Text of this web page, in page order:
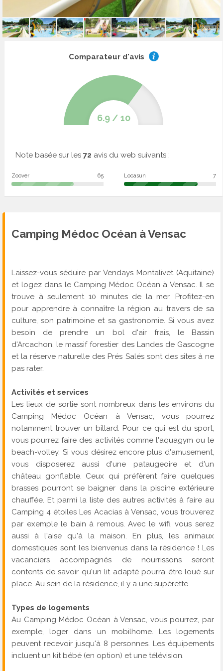
Comparateur d'avis
6.9/ 10
Note basée sur les 72 avis du web suivants :
Zoover 65 Locasun 7
Camping Médoc Océan à Vensac
Laissez-vous séduire par Vendays Montalivet (Aquitaine)
et logez dans le Camping Médoc Océan à Vensac. Il se
trouve à seulement 10 minutes de la mer. Profitez-en
pour apprendre à connaître la région au travers de sa
culture, son patrimoine et sa gastronomie. Si vous avez
besoin de prendre un bol d'air frais, le Bassin
d'Arcachon, le massif forestier des Landes de Gascogne
et la réserve naturelle des Prés Salés sont des sites à ne
pas rater.
Activités et services
Les lieux de sortie sont nombreux dans les environs du
Camping Médoc Océan à Vensac, vous pourrez
notamment trouver un billard. Pour ce qui est du sport,
vous pourrez faire des activités comme l'aquagym ou le
beach-volley. Si vous désirez encore plus d'amusement,
vous disposerez aussi d'une pataugeoire et d'un
château gonflable. Ceux qui préfèrent faire quelques
brasses pourront se baigner dans la piscine extérieure
chauffée. Et parmi la liste des autres activités à faire au
Camping 4 étoiles Les Acacias à Vensac, vous trouverez
par exemple le bain à remous. Avec le wifi, vous serez
aussi à l'aise qu'à la maison. En plus, les animaux
domestiques sont les bienvenus dans la résidence ! Les
vacanciers accompagnés de nourrissons seront
contents de savoir qu'un lit adapté pourra être loué sur
place. Au sein de la résidence, il y a une supérette.
Types de logements
Au Camping Médoc Océan à Vensac, vous pourrez, par
exemple, loger dans un mobilhome. Les logements
peuvent recevoir jusqu'à 8 personnes. Les équipements
incluent un kit bébé (en option) et une télévision.